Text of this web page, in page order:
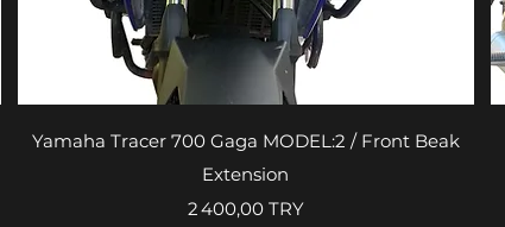
Aperçu rapide
Yamaha Tracer 700 Gaga MODEL:2 / Front Beak
Extension
Prix
2 400,00 TRY